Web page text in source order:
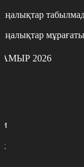
мұрағаты
2026